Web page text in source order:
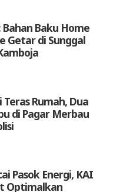
Bahan Baku Home
Getar di Sunggal
Rumah, Dua
di Pagar Merbau
Pasok Energi, KAI
Optimalkan